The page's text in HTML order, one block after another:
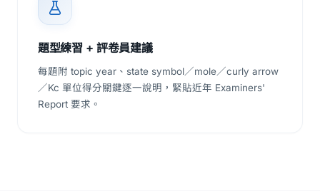
題型練習 + 評卷員建議
每題附 topic year、state symbol／mole／curly arrow
／Kc 單位得分關鍵逐一說明，緊貼近年 Examiners'
Report 要求。